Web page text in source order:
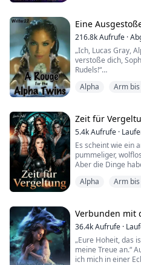
entscheiden, ob
ihren Wolf zu
anzunehmen und
Eine
216.8kAufrufe ·
„Ich, Lucas Gray,
verstoße dich,
Rudels!“
sollen. Sophia
sei, ohne zu
Abenteuers war.
Zwei Tage
Alpha Arm
Zeit für
5.4kAufrufe ·
Es scheint wie ein
pummeliger,
Aber die Dinge
Gezwungen, zum
Ohne die drei
Alpha Arm
Verbunden mit
36.4kAufrufe ·
„Eure Hoheit, das
meine Treue an.“
ich mich in einer